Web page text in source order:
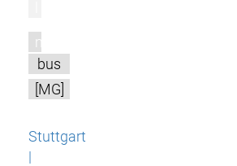
m
bus
[MG]
Stuttgart
|